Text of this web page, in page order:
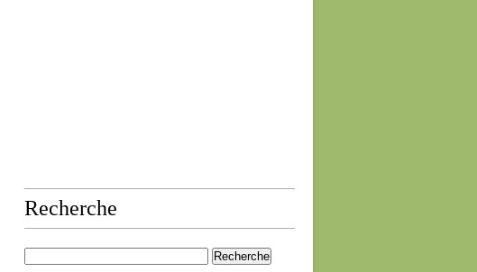
Recherche